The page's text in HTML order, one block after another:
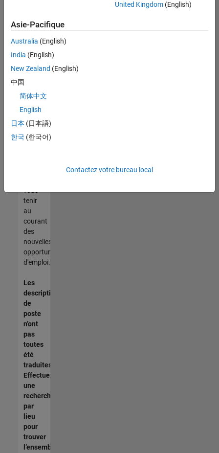
tout
vous
trouvez
pas
d'offre
qui
corresponde
à vos
qualifications,
rejoignez
notre
vous
tenir
au
courant
des
nouvelles
opportunités
d'emploi.
Les
descriptions
de
poste
n’ont
pas
toutes
été
traduites.
Effectuez
une
recherche
par
lieu
pour
trouver
l’ensemble
United Kingdom(English)
Asie-Pacifique
Australia (English)
India (English)
New Zealand (English)
中国
简体中文
English
日本 (日本語)
한국 (한국어)
Contactez votre bureau local